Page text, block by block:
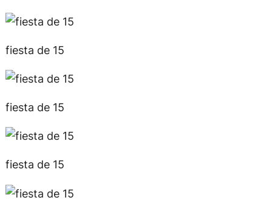
fiesta de 15
fiesta de 15
fiesta de 15